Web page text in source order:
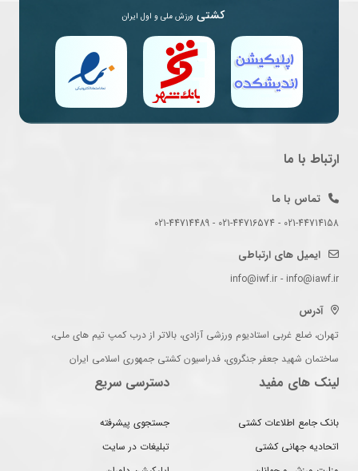
کشتی ورزش ملی و اول ایران
ارتباط با ما
تماس با ما
021-44714158 - 021-44716574 - 021-44714489
ایمیل های ارتباطی
info@iwf.ir - info@iawf.ir
آدرس
تهران، ضلع غربی استادیوم ورزشی آزادی، بالاتر از درب کمپ تیم های ملی،
ساختمان شهید جعفر جنگروی، فدراسیون کشتی جمهوری اسلامی ایران
لینک های مفید
بانک جامع اطلاعات کشتی
اتحادیه جهانی کشتی
دسترسی سریع
جستجوی پیشرفته
تبلیغات در سایت